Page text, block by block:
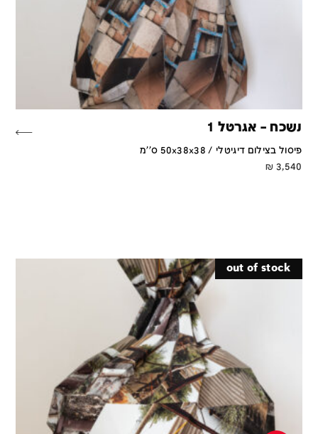
נשכח – אגרטל 1
פיסול בצילום דיגיטלי / 50x38x38 ס''מ
3,540
₪
out of stock